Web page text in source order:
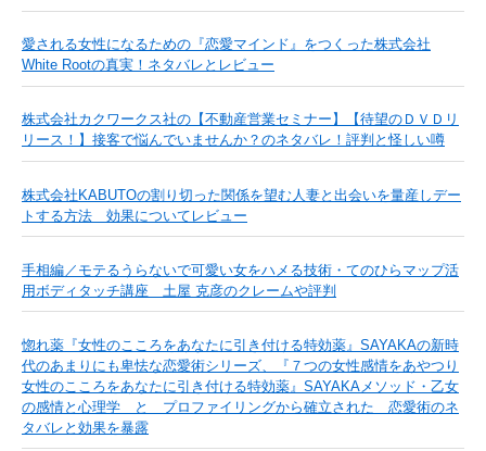
愛される女性になるための『恋愛マインド』をつくった株式会社
White Rootの真実！ネタバレとレビュー
株式会社カクワークス社の【不動産営業セミナー】【待望のＤＶＤリ
リース！】接客で悩んでいませんか？のネタバレ！評判と怪しい噂
株式会社KABUTOの割り切った関係を望む人妻と出会いを量産しデー
トする方法 効果についてレビュー
手相編／モテるうらないで可愛い女をハメる技術・てのひらマップ活
用ボディタッチ講座 土屋 克彦のクレームや評判
惚れ薬『女性のこころをあなたに引き付ける特効薬』SAYAKAの新時
代のあまりにも卑怯な恋愛術シリーズ、『７つの女性感情をあやつり
女性のこころをあなたに引き付ける特効薬』SAYAKAメソッド・乙女
の感情と心理学 と プロファイリングから確立された 恋愛術のネ
タバレと効果を暴露